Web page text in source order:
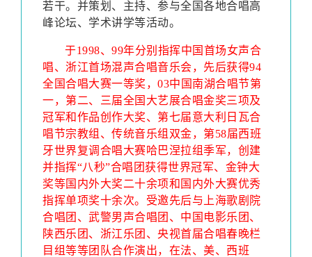
若干。并策划、主持、参与全国各地合唱高
峰论坛、学术讲学等活动。
于1998、99年分别指挥中国首场女声合
唱、浙江首场混声合唱音乐会，先后获得94
全国合唱大赛一等奖，03中国南湖合唱节第
一，第二、三届全国大艺展合唱金奖三项及
冠军和作品创作大奖、第七届意大利日瓦合
唱节宗教组、传统音乐组双金，第58届西班
牙世界复调合唱大赛哈巴涅拉组季军，创建
并指挥“八秒”合唱团获得世界冠军、金钟大
奖等国内外大奖二十余项和国内外大赛优秀
指挥单项奖十余次。受邀先后与上海歌剧院
合唱团、武警男声合唱团、中国电影乐团、
陕西乐团、浙江乐团、央视首届合唱春晚栏
目组等等团队合作演出，在法、美、西班